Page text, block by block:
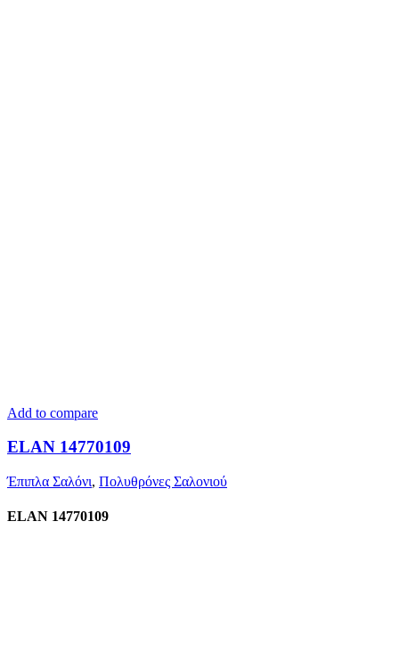
Add to compare
ELAN 14770109
Έπιπλα Σαλόνι, Πολυθρόνες Σαλονιού
ELAN 14770109